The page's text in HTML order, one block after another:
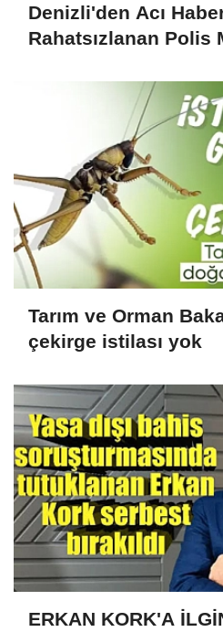
Denizli'den Acı
Rahatsızlanan Polis
Tarım ve Orman
çekirge istilası yok
ERKAN KORK'A